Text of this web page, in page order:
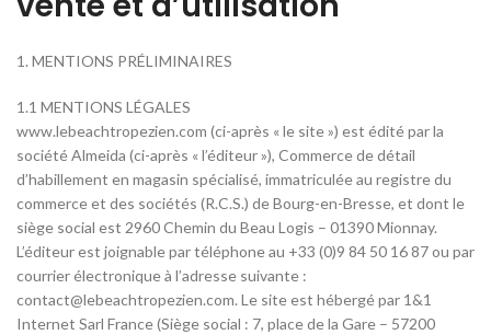
1. MENTIONS PRÉLIMINAIRES
1.1 MENTIONS LÉGALES
www.lebeachtropezien.com (ci-après « le site ») est édité par la
société Almeida (ci-après « l’éditeur »), Commerce de détail
d’habillement en magasin spécialisé, immatriculée au registre du
commerce et des sociétés (R.C.S.) de Bourg-en-Bresse, et dont le
siège social est 2960 Chemin du Beau Logis – 01390 Mionnay.
L’éditeur est joignable par téléphone au +33 (0)9 84 50 16 87 ou par
courrier électronique à l’adresse suivante :
contact@lebeachtropezien.com. Le site est hébergé par 1&1
Internet Sarl France (Siège social : 7, place de la Gare – 57200